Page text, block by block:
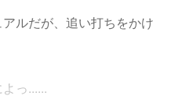
ルだが、追い打ちをかけ
っ......